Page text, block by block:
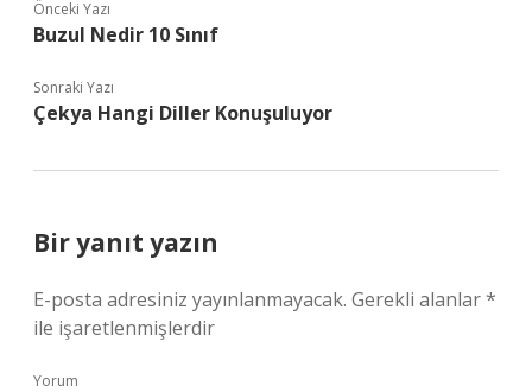
Önceki Yazı
Buzul Nedir 10 Sınıf
Sonraki Yazı
Çekya Hangi Diller Konuşuluyor
Bir yanıt yazın
E-posta adresiniz yayınlanmayacak. Gerekli alanlar*
ile işaretlenmişlerdir
Yorum